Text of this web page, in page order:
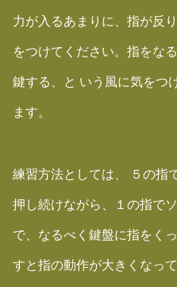
力が入るあまりに、指が反
をつけてください。指をな
鍵する、と いう風に気をつ
ます。
練習方法としては、 ５の指
押し続けながら、１の指で
で、なるべく鍵盤に指をく
すと指の動作が大きくなっ